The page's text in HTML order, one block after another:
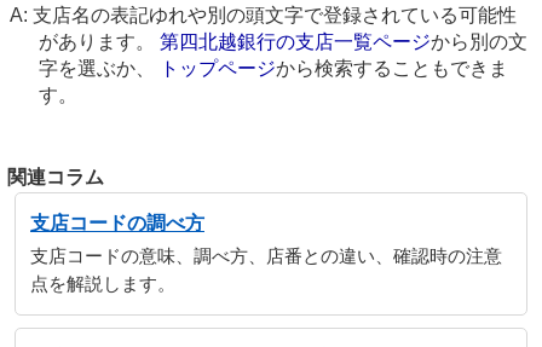
支店名の表記ゆれや別の頭文字で登録されている可能性
があります。 第四北越銀行の支店一覧ページから別の文
字を選ぶか、
トップページから検索することもできま
す。
関連コラム
支店コードの調べ方
支店コードの意味、調べ方、店番との違い、確認時の注意
点を解説します。